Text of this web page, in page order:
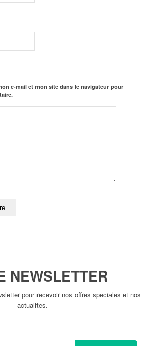
e-mail et mon site dans le navigateur pour
NEWSLETTER
pour recevoir nos offres speciales et nos
actualites.